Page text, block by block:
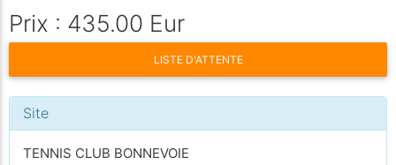
Prix : 435.00 Eur
LISTE D'ATTENTE
Site
TENNIS CLUB BONNEVOIE